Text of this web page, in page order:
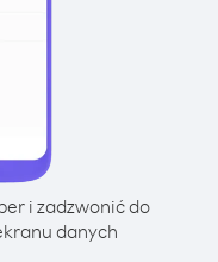
i zadzwonić do
danych